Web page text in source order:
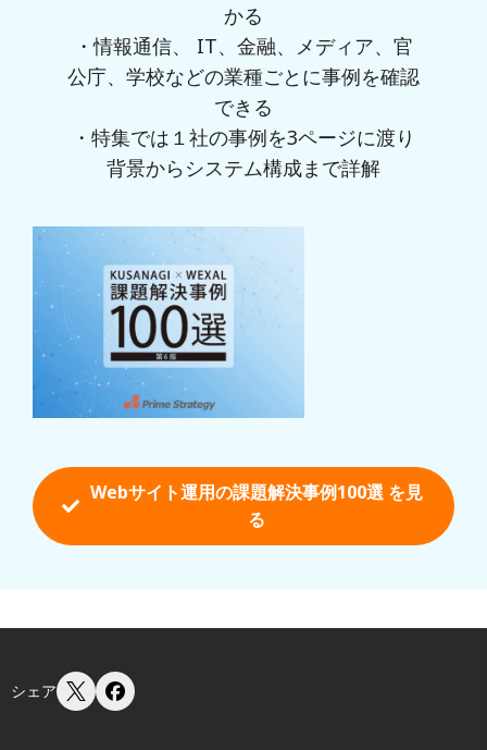
かる
・情報通信、 IT、金融、メディア、官
公庁、学校などの業種ごとに事例を確認
できる
・特集では１社の事例を3ページに渡り
背景からシステム構成まで詳解
Webサイト運用の課題解決事例100選 を見
る
シェア